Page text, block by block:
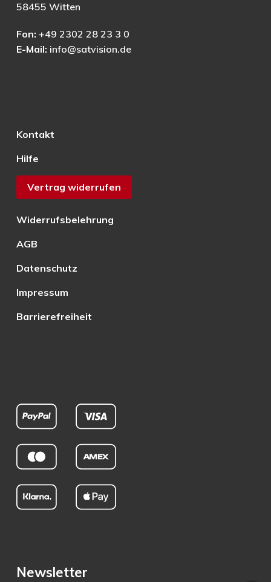
58455 Witten
Fon: +49 2302 28 23 3 0
E-Mail: info@satvision.de
Kontakt
Hilfe
Vertrag widerrufen
Widerrufsbelehrung
AGB
Datenschutz
Impressum
Barrierefreiheit
Newsletter